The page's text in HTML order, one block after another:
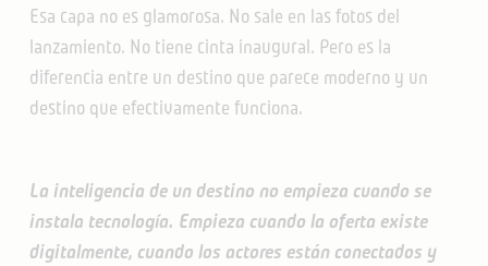
Esa capa no es glamorosa. No sale en las fotos del
lanzamiento. No tiene cinta inaugural. Pero es la
diferencia entre un destino que parece moderno y un
destino que efectivamente funciona.
La inteligencia de un destino no empieza cuando se
instala tecnología. Empieza cuando la oferta existe
digitalmente, cuando los actores están conectados y